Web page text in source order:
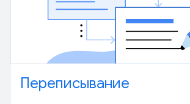
Переписывание